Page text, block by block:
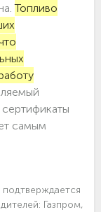
Топливо
самым
Газпром,